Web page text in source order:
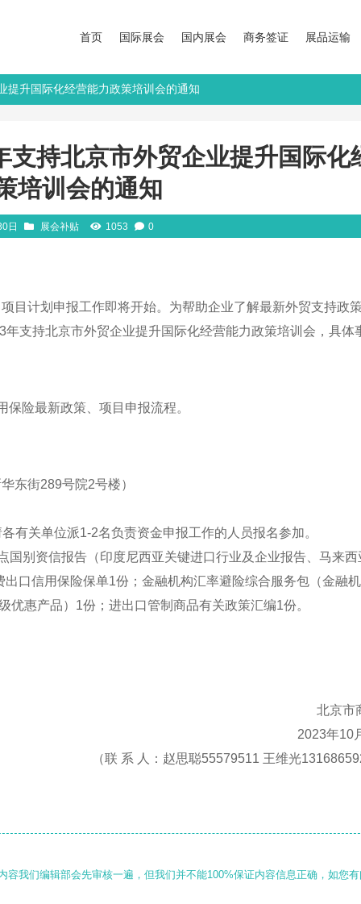
首页 国际展会 国内展会 商务签证 展品运输
升国际化经营能力政策培训会的通知
持北京市外贸企业提升国际化
培训会的通知
日 展会补贴 1053 0
目计划申报工作即将开始。为帮助企业了解最新外贸支持政
支持北京市外贸企业提升国际化经营能力政策培训会，具体
险最新政策、项目申报流程。
东街289号院2号楼）
有关单位派1-2名负责资金申报工作的人员报名参加。
别资信报告（印度尼西亚关键进口行业及企业报告、马来西
口信用保险保单1份；金融机构汇率避险综合服务包（金融
惠产品）1份；进出口管制商品有关政策汇编1份。
北京市
2023年10
（联 系 人：赵思聪55579511 王维光
我们编辑部会先审核一遍，但我们并不能100%保证内容信息正确，如您有